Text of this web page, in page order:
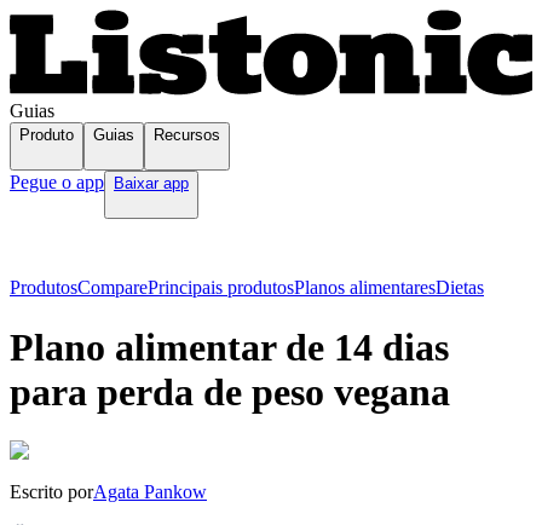
Guias
Produto Guias Recursos
Pegue o app Baixar app
ProdutosComparePrincipais produtosPlanos alimentaresDietas
Plano alimentar de 14 dias
para perda de peso vegana
Escrito porAgata Pankow